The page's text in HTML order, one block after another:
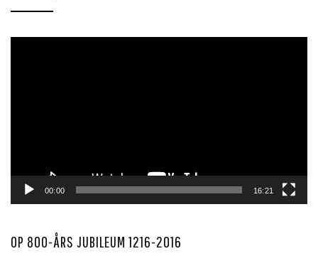
00:00 16:21
OP 800-ÅRS JUBILEUM 1216-2016